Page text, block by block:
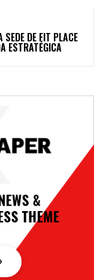
DE FIT PLACE
ESTRATÉGICA